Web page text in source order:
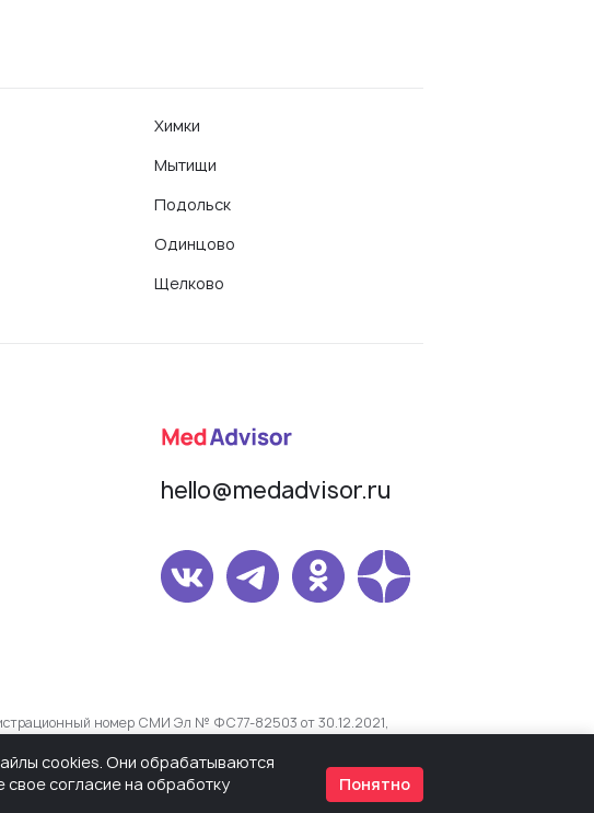
Химки
Мытищи
Подольск
Одинцово
Щелково
hello@medadvisor.ru
номер СМИ Эл № ФС77-82503 от 30.12.2021,
cookies. Они обрабатываются
согласие на обработку
Понятно